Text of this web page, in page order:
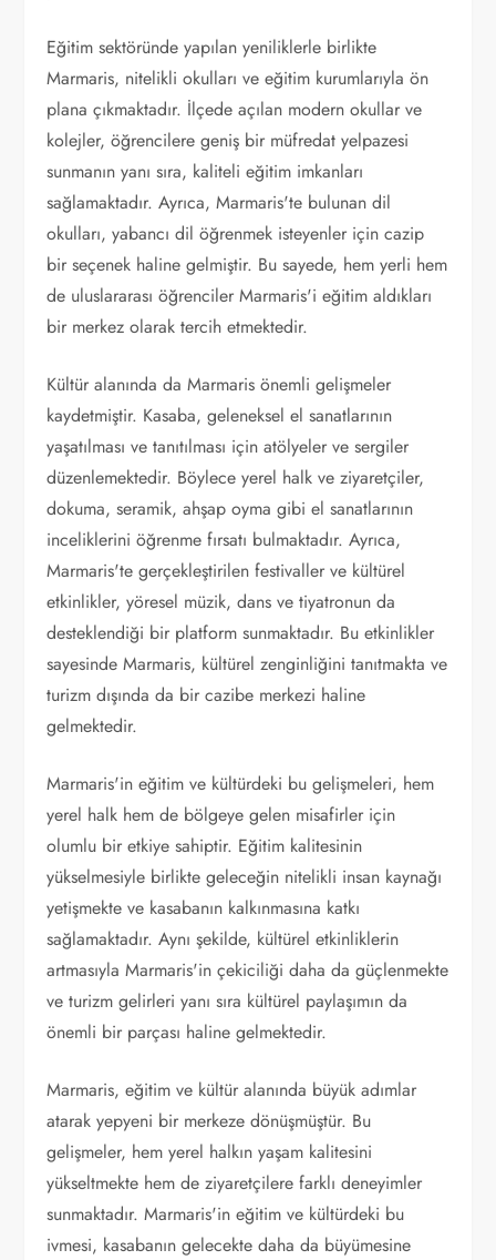
Eğitim sektöründe yapılan yeniliklerle birlikte
Marmaris, nitelikli okulları ve eğitim kurumlarıyla ön
plana çıkmaktadır. İlçede açılan modern okullar ve
kolejler, öğrencilere geniş bir müfredat yelpazesi
sunmanın yanı sıra, kaliteli eğitim imkanları
sağlamaktadır. Ayrıca, Marmaris'te bulunan dil
okulları, yabancı dil öğrenmek isteyenler için cazip
bir seçenek haline gelmiştir. Bu sayede, hem yerli hem
de uluslararası öğrenciler Marmaris'i eğitim aldıkları
bir merkez olarak tercih etmektedir.
Kültür alanında da Marmaris önemli gelişmeler
kaydetmiştir. Kasaba, geleneksel el sanatlarının
yaşatılması ve tanıtılması için atölyeler ve sergiler
düzenlemektedir. Böylece yerel halk ve ziyaretçiler,
dokuma, seramik, ahşap oyma gibi el sanatlarının
inceliklerini öğrenme fırsatı bulmaktadır. Ayrıca,
Marmaris'te gerçekleştirilen festivaller ve kültürel
etkinlikler, yöresel müzik, dans ve tiyatronun da
desteklendiği bir platform sunmaktadır. Bu etkinlikler
sayesinde Marmaris, kültürel zenginliğini tanıtmakta ve
turizm dışında da bir cazibe merkezi haline
gelmektedir.
Marmaris'in eğitim ve kültürdeki bu gelişmeleri, hem
yerel halk hem de bölgeye gelen misafirler için
olumlu bir etkiye sahiptir. Eğitim kalitesinin
yükselmesiyle birlikte geleceğin nitelikli insan kaynağı
yetişmekte ve kasabanın kalkınmasına katkı
sağlamaktadır. Aynı şekilde, kültürel etkinliklerin
artmasıyla Marmaris'in çekiciliği daha da güçlenmekte
ve turizm gelirleri yanı sıra kültürel paylaşımın da
önemli bir parçası haline gelmektedir.
Marmaris, eğitim ve kültür alanında büyük adımlar
atarak yepyeni bir merkeze dönüşmüştür. Bu
gelişmeler, hem yerel halkın yaşam kalitesini
yükseltmekte hem de ziyaretçilere farklı deneyimler
sunmaktadır. Marmaris'in eğitim ve kültürdeki bu
ivmesi, kasabanın gelecekte daha da büyümesine